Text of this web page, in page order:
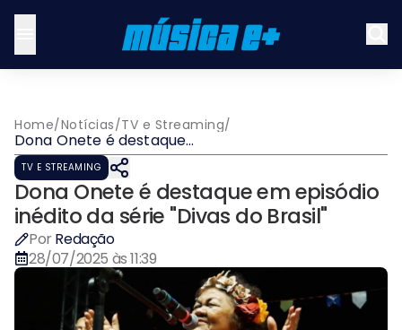
Home/Notícias/TV e Streaming/
Dona Onete é destaque
em episódio inédito da
série "Divas do Brasil"
TV E STREAMING
Dona Onete é destaque em episódio
inédito da série "Divas do Brasil"
Por Redação
28/07/2025 às 11:39